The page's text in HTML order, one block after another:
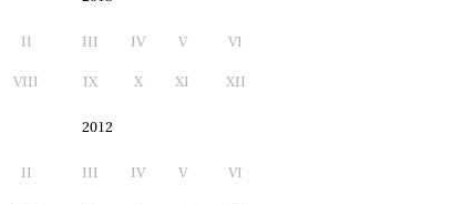
II III IV V VI
VIII IX X XI XII
2012
II III IV V VI